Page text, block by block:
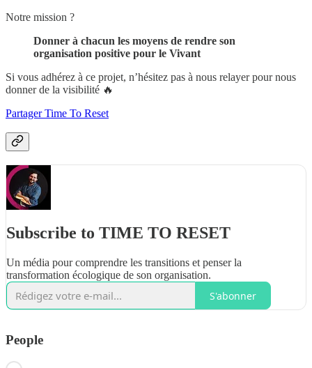
Notre mission ?
Donner à chacun les moyens de rendre son
organisation positive pour le Vivant
Si vous adhérez à ce projet, n’hésitez pas à nous relayer pour nous
donner de la visibilité 🔥
Partager Time To Reset
Subscribe to TIME TO RESET
Un média pour comprendre les transitions et penser la
transformation écologique de son organisation.
S'abonner
People